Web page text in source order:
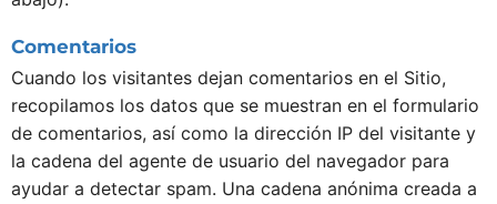
Comentarios
Cuando los visitantes dejan comentarios en el Sitio,
recopilamos los datos que se muestran en el formulario
de comentarios, así como la dirección IP del visitante y
la cadena del agente de usuario del navegador para
ayudar a detectar spam. Una cadena anónima creada a